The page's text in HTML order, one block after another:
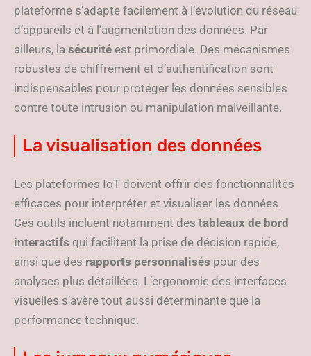
plateforme s’adapte facilement à l’évolution du réseau
d’appareils et à l’augmentation des données. Par
ailleurs, la sécurité est primordiale. Des mécanismes
robustes de chiffrement et d’authentification sont
indispensables pour protéger les données sensibles
contre toute intrusion ou manipulation malveillante.
La visualisation des données
Les plateformes IoT doivent offrir des fonctionnalités
efficaces pour interpréter et visualiser les données.
Ces outils incluent notamment des tableaux de bord
interactifs qui facilitent la prise de décision rapide,
ainsi que des rapports personnalisés pour des
analyses plus détaillées. L’ergonomie des interfaces
visuelles s’avère tout aussi déterminante que la
performance technique.